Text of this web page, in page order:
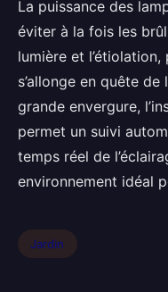
La puissance des
éviter à la fois les
lumière et
s’allonge en quête
grande envergure,
permet un suivi
temps réel de
environnement idéal
Jardin